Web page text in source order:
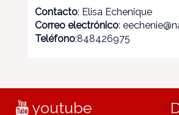
Contacto: Elisa Echenique
Correo electrónico:
Teléfono:848426975
youtube